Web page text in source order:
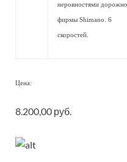
неровностями
фирмы Shimano. 6
скоростей.
Цена:
8.200,00 руб.